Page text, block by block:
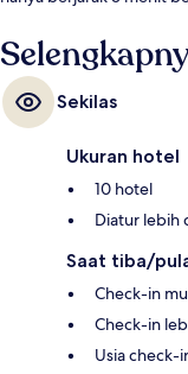
Sekilas
Ukuran hotel
10 hotel
Diatur lebih
Saat tiba/
Check-in
Check-in
Usia check-